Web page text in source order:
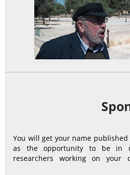
You will get your name
as the opportunity to be in
researchers working on your